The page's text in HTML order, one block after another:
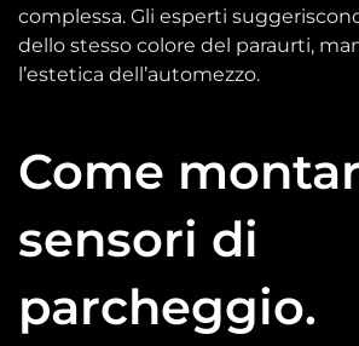
complessa. Gli esperti
dello stesso colore del paraurti,
l’estetica dell’automezzo.
Come
sensori di
parcheggio.